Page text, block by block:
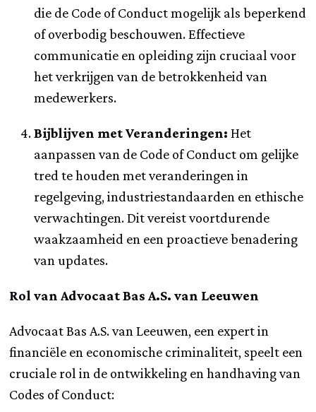
die de Code of Conduct mogelijk als beperkend
of overbodig beschouwen. Effectieve
communicatie en opleiding zijn cruciaal voor
het verkrijgen van de betrokkenheid van
medewerkers.
Bijblijven met Veranderingen: Het
aanpassen van de Code of Conduct om gelijke
tred te houden met veranderingen in
regelgeving, industriestandaarden en ethische
verwachtingen. Dit vereist voortdurende
waakzaamheid en een proactieve benadering
van updates.
Rol van Advocaat Bas A.S. van Leeuwen
Advocaat Bas A.S. van Leeuwen, een expert in
financiële en economische criminaliteit, speelt een
cruciale rol in de ontwikkeling en handhaving van
Codes of Conduct: